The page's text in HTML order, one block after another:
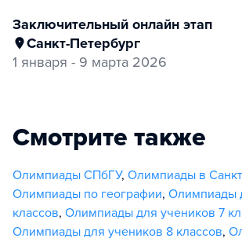
заключительный онлайн этап
Санкт-Петербург
1 января - 9 марта 2026
Смотрите также
Олимпиады СПбГУ, Олимпиады в
Олимпиады по географии, Олимпиады
классов, Олимпиады для учеников 7
Олимпиады для учеников 8 классов,